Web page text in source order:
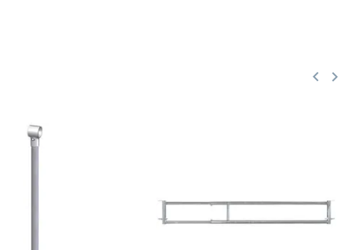
keyboard_arrow_left keyboard_arrow_right